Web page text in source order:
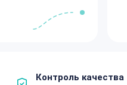
Контроль качества